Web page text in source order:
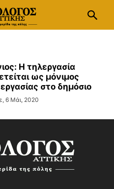
Η τηλεργασία
ως μόνιμος
στο δημόσιο
6 Μάι, 2020